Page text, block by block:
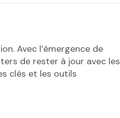
Avec l’émergence de
de rester à jour avec les
clés et les outils